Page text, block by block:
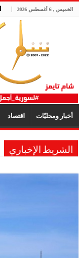
الخميس , 6 أغسطس 2026
أخبار ومحليّات اقتصاد
الشريط الإخباري